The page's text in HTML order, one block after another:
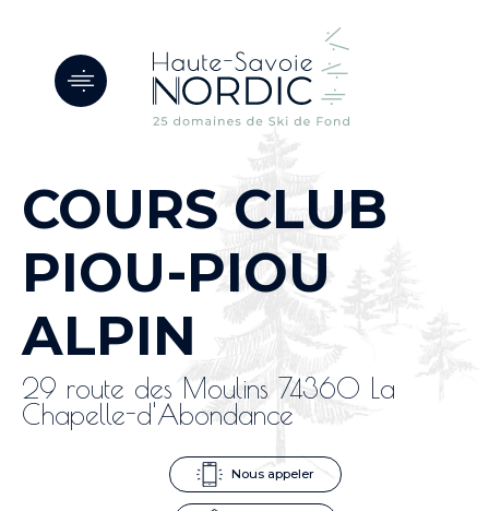
COURS CLUB
PIOU-PIOU
ALPIN
29 route des Moulins 74360 La
Chapelle-d'Abondance
Nous appeler